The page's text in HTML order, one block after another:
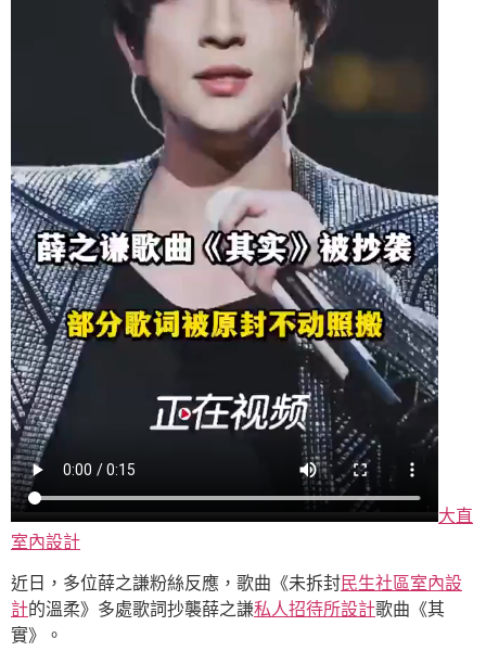
大直
室內設計
近日，多位薛之謙粉絲反應，歌曲《未拆封民生社區室內設
計的溫柔》多處歌詞抄襲薛之謙私人招待所設計歌曲《其
實》。